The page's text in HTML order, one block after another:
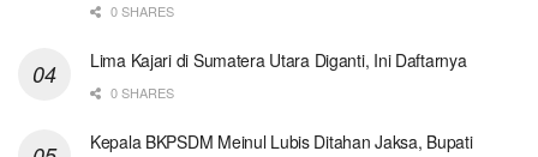
0 SHARES
Lima Kajari di Sumatera Utara Diganti, Ini Daftarnya
0 SHARES
Kepala BKPSDM Meinul Lubis Ditahan Jaksa, Bupati